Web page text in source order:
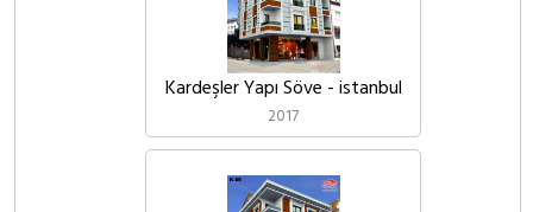
Kardeşler Yapı Söve - istanbul
2017